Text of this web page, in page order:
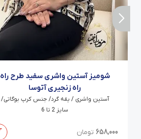
شومیز آستین واشری سفید طرح راه
راه زنجیری آتوسا
آستین واشری / یقه گرد/ جنس کرپ بوگاتی/
سایز 2 تا 6
658,000 تومان